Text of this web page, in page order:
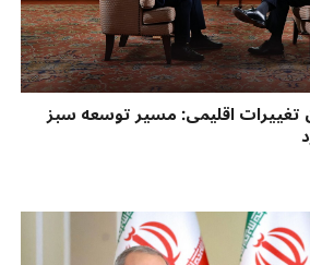
تغییرات اقلیمی: مسیر توسعه سبز